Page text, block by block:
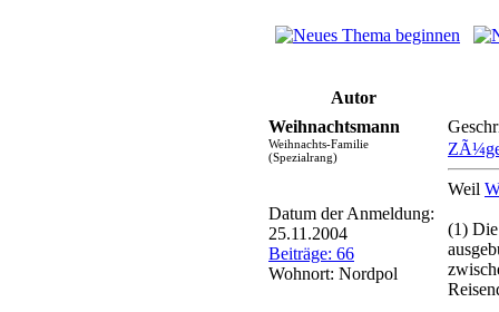
Autor
Weihnachtsmann
Weihnachts-Familie
(Spezialrang)
Datum der Anmeldung:
25.11.2004
Beiträge: 66
Wohnort: Nordpol
Weil
(1)